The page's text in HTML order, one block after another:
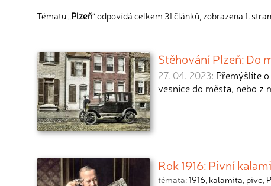
Tématu „Plzeň“ odpovídá celkem 31 článků, zobrazena 1.
Stěhování Plzeň: Do
27. 04. 2023: Přemýšlíte
vesnice do města, nebo z
Rok 1916: Pivní
témata:1916, kalamita, pivo,